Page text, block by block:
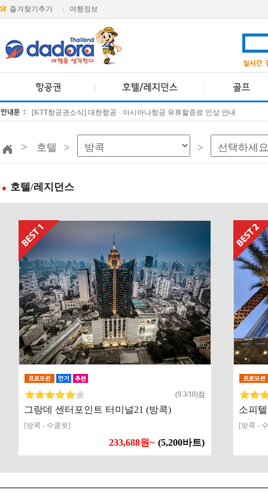
즐겨찾기추가 여행정보
[KTT항공권소식] 대한항공 · 아시아나항공 유류할증료 인상 안내
> 호텔 > >
● 호텔/레지던스
(9.3/10)점
그랑데 센터포인트 터미널21 (방콕)
[방콕 - 수쿰윗]
233,688원~ (5,200바트)
소피
[방콕 -